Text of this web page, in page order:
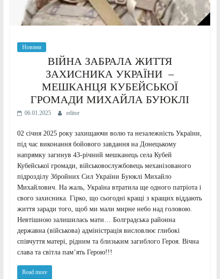
Новини
ВІЙНА ЗАБРАЛА ЖИТТЯ
ЗАХИСНИКА УКРАЇНИ –
МЕШКАНЦЯ КУБЕЙСЬКОЇ
ГРОМАДИ МИХАЙЛА БУЮКЛІ
06.01.2025 editor
02 січня 2025 року захищаючи волю та незалежність України,
під час виконання бойового завдання на Донецькому
напрямку загинув 43-річний мешканець села Кубей
Кубейської громади, військовослужбовець механізованого
підрозділу Збройних Сил України Буюклі Михайло
Михайлович. На жаль, Україна втратила ще одного патріота і
свого захисника. Гірко, що сьогодні кращі з кращих віддають
життя заради того, щоб ми мали мирне небо над головою.
Невтішною залишилась мати… Болградська районна
державна (військова) адміністрація висловлює глибокі
співчуття матері, рідним та близьким загиблого Героя. Вічна
слава та світла пам’ять Герою!!!
Read more